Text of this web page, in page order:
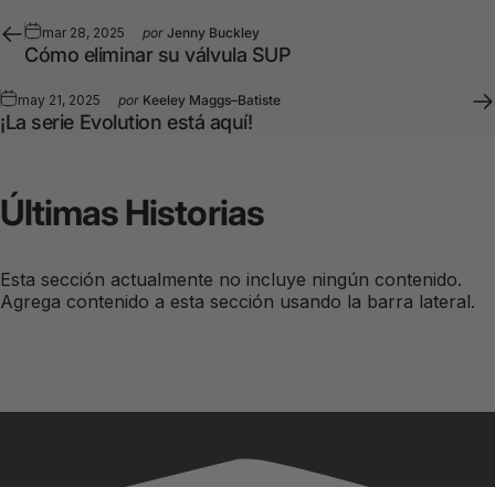
mar 28, 2025 por Jenny Buckley
Cómo eliminar su válvula SUP
may 21, 2025 por Keeley Maggs–Batiste
¡La serie Evolution está aquí!
Últimas Historias
Esta sección actualmente no incluye ningún contenido.
Agrega contenido a esta sección usando la barra lateral.